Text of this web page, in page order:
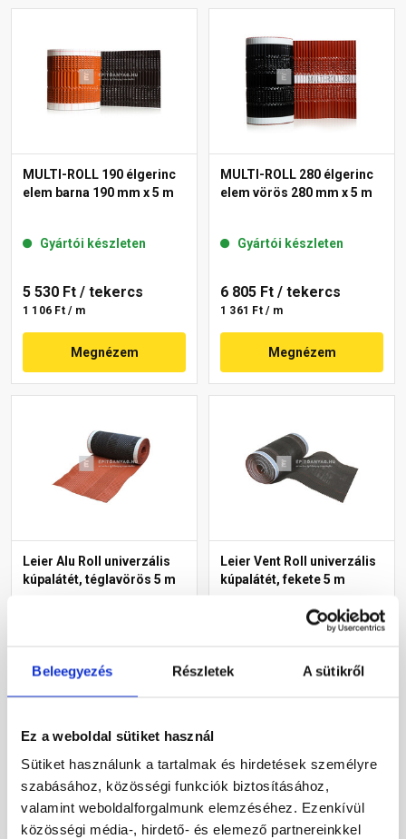
Beleegyezés Részletek A sütikről
Ez a weboldal sütiket használ
Sütiket használunk a tartalmak és hirdetések személyre
szabásához, közösségi funkciók biztosításához,
valamint weboldalforgalmunk elemzéséhez. Ezenkívül
közösségi média-, hirdető- és elemező partnereinkkel
MULTI-ROLL 190 élgerinc
elem barna 190 mm x 5 m
Gyártói készleten
5 530 Ft / tekercs
1 106 Ft / m
Megnézem
MULTI-ROLL 280 élgerinc
elem vörös 280 mm x 5 m
Gyártói készleten
6 805 Ft / tekercs
1 361 Ft / m
Megnézem
Leier Alu Roll univerzális
kúpalátét, téglavörös 5 m
9 330 Ft/ db
Megnézem
Leier Vent Roll univerzális
kúpalátét, fekete 5 m
Rendelésre
9 215 Ft